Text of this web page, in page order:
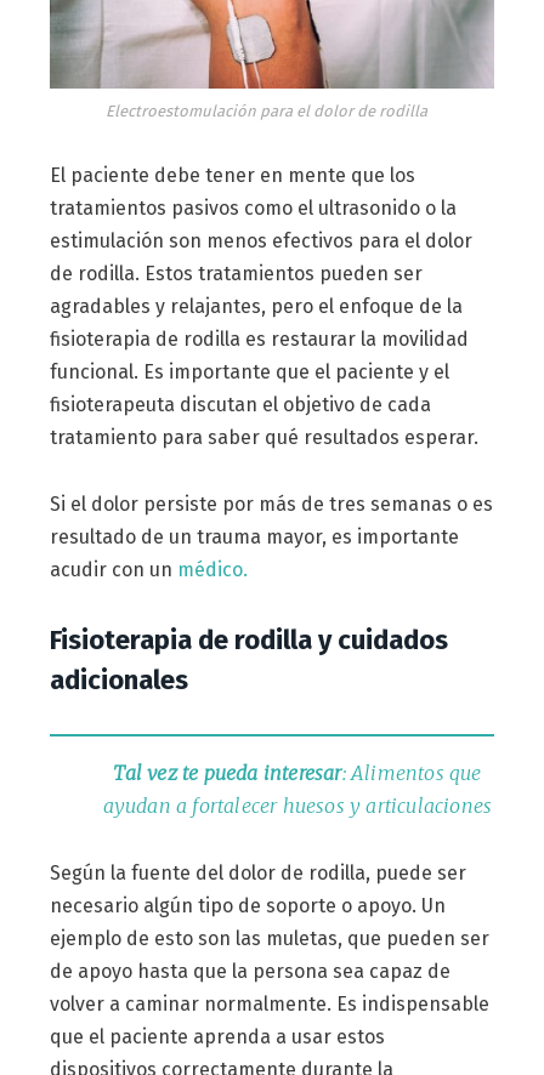
Electroestomulación para el dolor de rodilla
El paciente debe tener en mente que los
tratamientos pasivos como el ultrasonido o la
estimulación son menos efectivos para el dolor
de rodilla. Estos tratamientos pueden ser
agradables y relajantes, pero el enfoque de la
fisioterapia de rodilla es restaurar la movilidad
funcional. Es importante que el paciente y el
fisioterapeuta discutan el objetivo de cada
tratamiento para saber qué resultados esperar.
Si el dolor persiste por más de tres semanas o es
resultado de un trauma mayor, es importante
acudir con un médico.
Fisioterapia de rodilla y cuidados
adicionales
Tal vez te pueda interesar: Alimentos que
ayudan a fortalecer huesos y articulaciones
Según la fuente del dolor de rodilla, puede ser
necesario algún tipo de soporte o apoyo. Un
ejemplo de esto son las muletas, que pueden ser
de apoyo hasta que la persona sea capaz de
volver a caminar normalmente. Es indispensable
que el paciente aprenda a usar estos
dispositivos correctamente durante la